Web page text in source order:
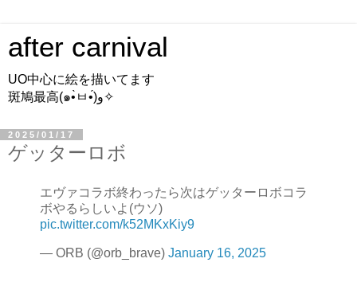
after carnival
UO中心に絵を描いてます
斑鳩最高(๑•̀ㅂ•́)و✧
2025/01/17
ゲッターロボ
エヴァコラボ終わったら次はゲッターロボコラ
ボやるらしいよ(ウソ)
pic.twitter.com/k52MKxKiy9
— ORB (@orb_brave) January 16, 2025